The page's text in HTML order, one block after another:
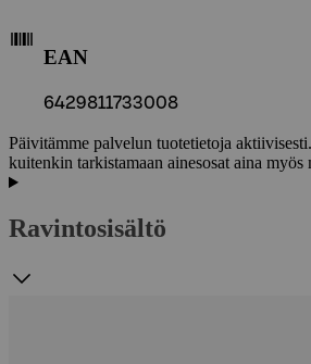
EAN
6429811733008
Päivitämme palvelun tuotetietoja
kuitenkin tarkistamaan ainesosat aina myös
Ravintosisältö